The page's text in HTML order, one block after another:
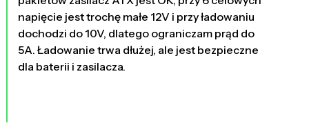
napięcie jest trochę małe 12V i przy ładowaniu
dochodzi do 10V, dlatego ograniczam prąd do
5A. Ładowanie trwa dłużej, ale jest bezpieczne
dla baterii i zasilacza.